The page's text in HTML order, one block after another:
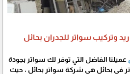
وتركيب سواتر للجدران بحائل
عميلنا الفاضل التي توفر لك سواتر بجودة
في بحائل هي شركة سواتر بحائل ، حيث